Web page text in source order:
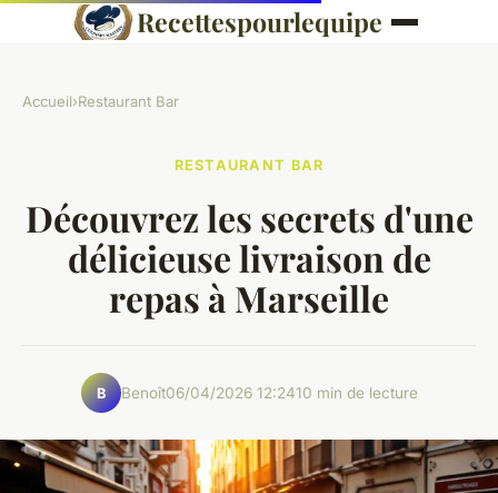
Recettespourlequipe
Accueil›Restaurant Bar
RESTAURANT BAR
Découvrez les secrets d'une
délicieuse livraison de
repas à Marseille
B Benoît06/04/2026 12:2410 min de lecture